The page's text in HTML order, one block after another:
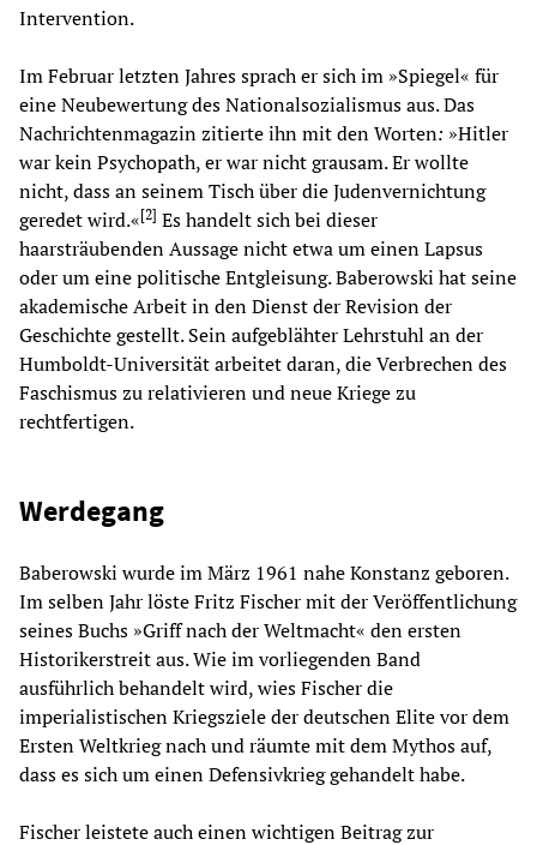
Intervention.
Im Februar letzten Jahres sprach er sich im »Spiegel« für
eine Neubewertung des Nationalsozialismus aus. Das
Nachrichtenmagazin zitierte ihn mit den Worten: »Hitler
war kein Psychopath, er war nicht grausam. Er wollte
nicht, dass an seinem Tisch über die Judenvernichtung
geredet wird.«[2] Es handelt sich bei dieser
haarsträubenden Aussage nicht etwa um einen Lapsus
oder um eine politische Entgleisung. Baberowski hat seine
akademische Arbeit in den Dienst der Revision der
Geschichte gestellt. Sein aufgeblähter Lehrstuhl an der
Humboldt-Universität arbeitet daran, die Verbrechen des
Faschismus zu relativieren und neue Kriege zu
rechtfertigen.
Werdegang
Baberowski wurde im März 1961 nahe Konstanz geboren.
Im selben Jahr löste Fritz Fischer mit der Veröffentlichung
seines Buchs »Griff nach der Weltmacht« den ersten
Historikerstreit aus. Wie im vorliegenden Band
ausführlich behandelt wird, wies Fischer die
imperialistischen Kriegsziele der deutschen Elite vor dem
Ersten Weltkrieg nach und räumte mit dem Mythos auf,
dass es sich um einen Defensivkrieg gehandelt habe.
Fischer leistete auch einen wichtigen Beitrag zur